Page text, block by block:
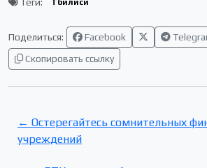
Тбилиси
Поделиться: Facebook
Скопировать ссылку
← Остерегайтесь сомнительных
учреждений